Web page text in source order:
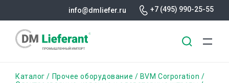
info@dmliefer.ru +7 (495) 990-25-55
Каталог Прочее оборудование
BVM Corporation